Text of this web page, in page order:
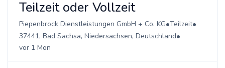
Teilzeit oder Vollzeit
Piepenbrock Dienstleistungen GmbH + Co. KG•Teilzeit•
37441, Bad Sachsa, Niedersachsen, Deutschland•
vor 1 Mon